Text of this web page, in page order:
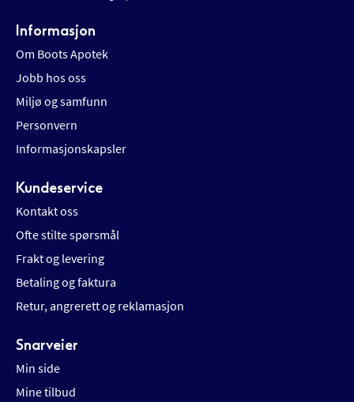
Informasjon
Om Boots Apotek
Jobb hos oss
Miljø og samfunn
Personvern
Informasjonskapsler
Kundeservice
Kontakt oss
Ofte stilte spørsmål
Frakt og levering
Betaling og faktura
Retur, angrerett og reklamasjon
Snarveier
Min side
Mine tilbud